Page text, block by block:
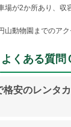
場が2か所あり、収
山動物園までのアク
よくある質問
格安のレンタ